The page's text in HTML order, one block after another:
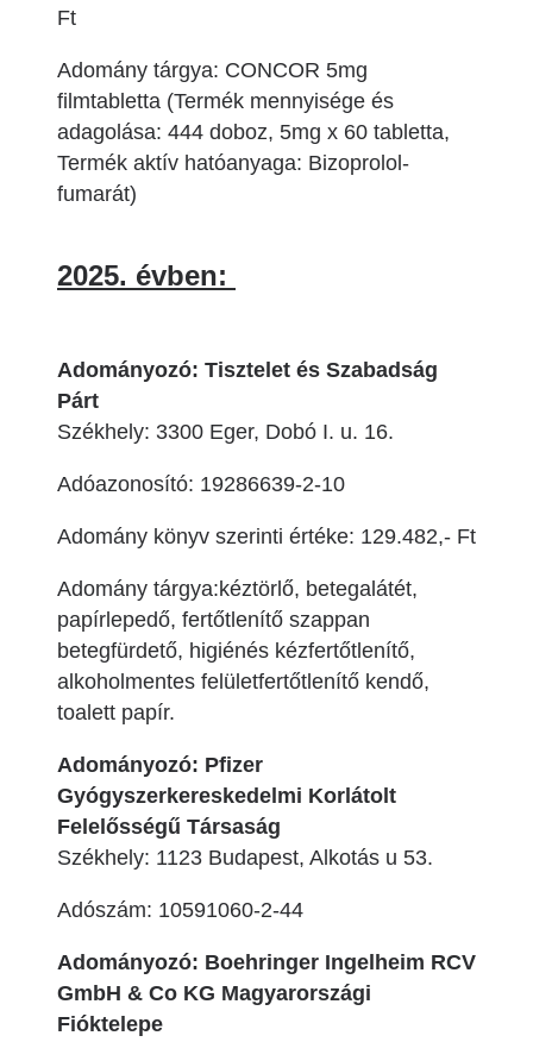
Ft
Adomány tárgya: CONCOR 5mg
filmtabletta (Termék mennyisége és
adagolása: 444 doboz, 5mg x 60 tabletta,
Termék aktív hatóanyaga: Bizoprolol-
fumarát)
2025. évben:
Adományozó: Tisztelet és Szabadság
Párt
Székhely: 3300 Eger, Dobó I. u. 16.
Adóazonosító: 19286639-2-10
Adomány könyv szerinti értéke: 129.482,- Ft
Adomány tárgya:kéztörlő, betegalátét,
papírlepedő, fertőtlenítő szappan
betegfürdető, higiénés kézfertőtlenítő,
alkoholmentes felületfertőtlenítő kendő,
toalett papír.
Adományozó: Pfizer
Gyógyszerkereskedelmi Korlátolt
Felelősségű Társaság
Székhely: 1123 Budapest, Alkotás u 53.
Adószám: 10591060-2-44
Adományozó: Boehringer Ingelheim RCV
GmbH & Co KG Magyarországi
Fióktelepe